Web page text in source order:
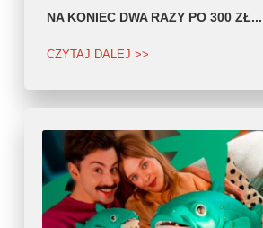
NA KONIEC DWA RAZY PO 300
CZYTAJ DALEJ >>